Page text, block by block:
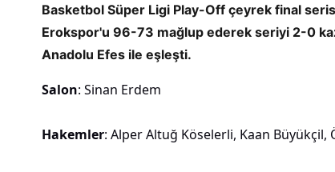
Basketbol Süper Ligi Play-Off çeyrek final
Erokspor'u 96-73 mağlup ederek seriyi 2-0
Anadolu Efes ile eşleşti.
Salon: Sinan Erdem
Hakemler: Alper Altuğ Köselerli, Kaan